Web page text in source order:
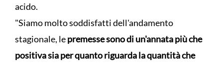
acido.
"Siamo molto soddisfatti dell'andamento
stagionale, lepremesse sono di un'annata più che
positiva sia per quanto riguarda la quantità che